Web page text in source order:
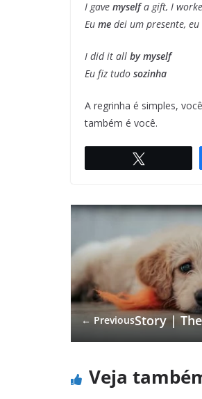
I gave myselfa gift, I
Eu me dei um presente,
I did it all by myself
Eu fiz tudo sozinha
A regrinha é simples,
também é você.
← PreviousStory |
Veja